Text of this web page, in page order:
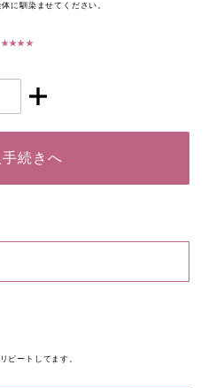
に馴染ませてください。
★ ★ ★ ★
手続きへ
ピートしてます。